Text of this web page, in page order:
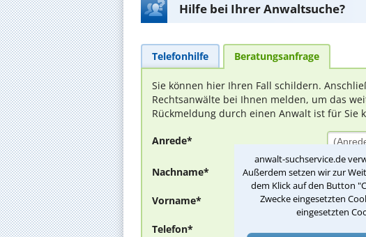
anwalt-suchservice.de
Außerdem setzen wir zur
dem Klick auf den Button
Zwecke eingesetzten
eingesetzten
Hilfe bei Ihrer Anwaltsuche?
Telefonhilfe Beratungsanfrage
Sie können hier Ihren Fall schildern.
Rechtsanwälte bei Ihnen melden, um das
Rückmeldung durch einen Anwalt ist für Sie
Anrede*
Nachname*
Vorname*
Telefon*